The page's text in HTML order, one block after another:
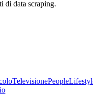
di data scraping.
TelevisionePeople